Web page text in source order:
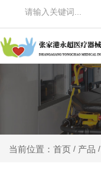
当前位置：首页 / 产品 /